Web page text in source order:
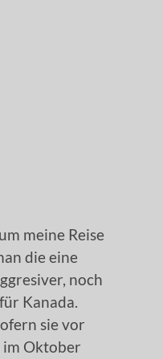
meine Reise
die eine
noch
Kanada.
sie vor
im Oktober